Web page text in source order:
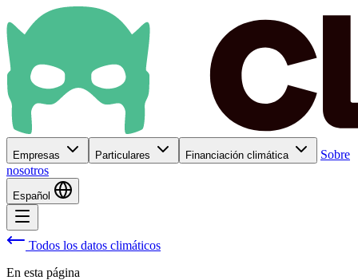
Empresas Particulares Financiación climática
Sobre
nosotros
Español
Todos los datos climáticos
En esta página